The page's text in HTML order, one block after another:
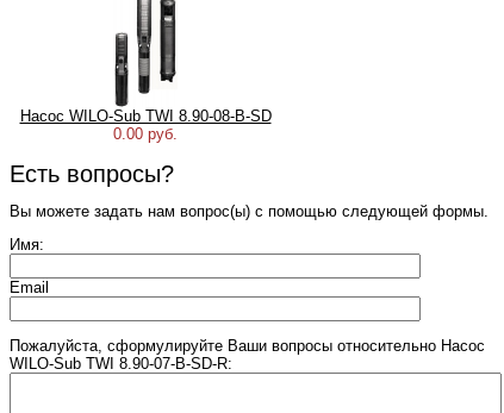
Насос WILO-Sub TWI 8.90-08-B-SD
0.00 руб.
Есть вопросы?
Вы можете задать нам вопрос(ы) с помощью следующей формы.
Имя:
Email
Пожалуйста, сформулируйте Ваши вопросы относительно Насос
WILO-Sub TWI 8.90-07-B-SD-R: